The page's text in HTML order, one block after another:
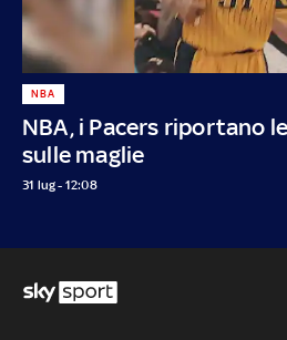
NBA, i Pacers riportano
sulle maglie
NBA
31 lug - 12:08